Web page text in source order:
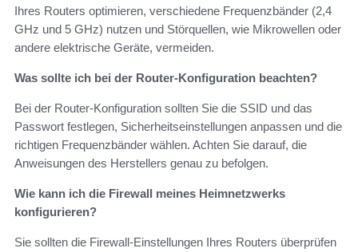
Ihres Routers optimieren, verschiedene Frequenzbänder (2,4
GHz und 5 GHz) nutzen und Störquellen, wie Mikrowellen oder
andere elektrische Geräte, vermeiden.
Was sollte ich bei der Router-Konfiguration beachten?
Bei der Router-Konfiguration sollten Sie die SSID und das
Passwort festlegen, Sicherheitseinstellungen anpassen und die
richtigen Frequenzbänder wählen. Achten Sie darauf, die
Anweisungen des Herstellers genau zu befolgen.
Wie kann ich die Firewall meines Heimnetzwerks
konfigurieren?
Sie sollten die Firewall-Einstellungen Ihres Routers überprüfen